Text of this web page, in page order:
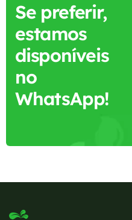
Se preferir,
estamos
disponíveis
no
WhatsApp!